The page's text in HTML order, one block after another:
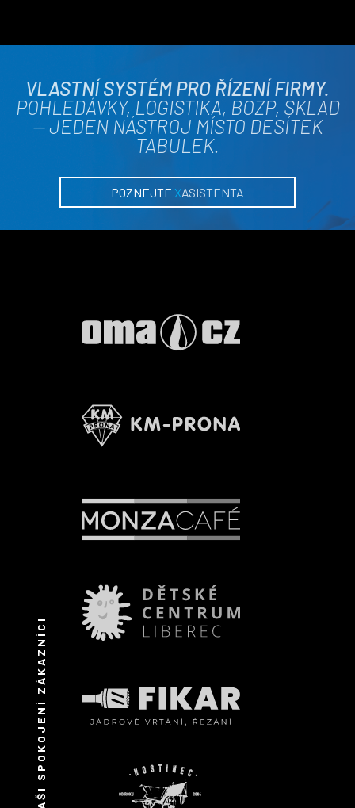
VLASTNÍ SYSTÉM PRO ŘÍZENÍ FIRMY.
POHLEDÁVKY, LOGISTIKA, BOZP, SKLAD
— JEDEN NÁSTROJ MÍSTO DESÍTEK
TABULEK.
POZNEJTE XASISTENTA
NAŠI SPOKOJENÍ ZÁKAZNÍCI